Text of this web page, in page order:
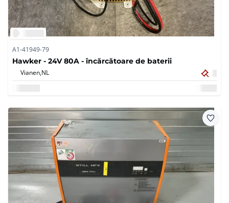
A1-41949-79
Hawker - 24V 80A - încărcătoare de baterii
Vianen,NL